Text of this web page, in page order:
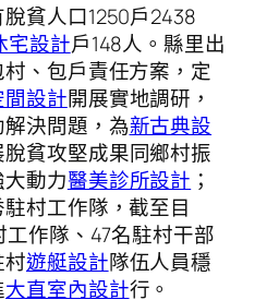
貧人口1250戶2438
宅設計戶148人。縣里出
、包戶責任方案，定
設計開展實地調研，
決問題，為新古典設
貧攻堅成果同鄉村振
動力醫美診所設計 ；
村工作隊，截至目
作隊、47名駐村干部
村遊艇設計隊伍人員穩
大直室內設計行。